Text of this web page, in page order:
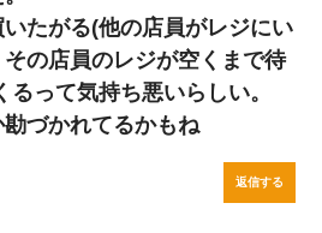
たがる(他の店員がレジにい
の店員のレジが空くまで待
って気持ち悪いらしい。
づかれてるかもね
返信する